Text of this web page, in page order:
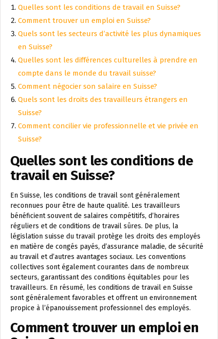
Quelles sont les conditions de travail en Suisse?
Comment trouver un emploi en Suisse?
Quels sont les secteurs d’activité les plus dynamiques
en Suisse?
Quelles sont les différences culturelles à prendre en
compte dans le monde du travail suisse?
Comment négocier son salaire en Suisse?
Quels sont les droits des travailleurs étrangers en
Suisse?
Comment concilier vie professionnelle et vie privée en
Suisse?
Quelles sont les conditions de
travail en Suisse?
En Suisse, les conditions de travail sont généralement
reconnues pour être de haute qualité. Les travailleurs
bénéficient souvent de salaires compétitifs, d’horaires
réguliers et de conditions de travail sûres. De plus, la
législation suisse du travail protège les droits des employés
en matière de congés payés, d’assurance maladie, de sécurité
au travail et d’autres avantages sociaux. Les conventions
collectives sont également courantes dans de nombreux
secteurs, garantissant des conditions équitables pour les
travailleurs. En résumé, les conditions de travail en Suisse
sont généralement favorables et offrent un environnement
propice à l’épanouissement professionnel des employés.
Comment trouver un emploi en